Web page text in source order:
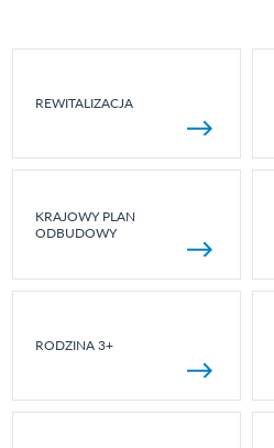
REWITALIZACJA
KRAJOWY PLAN
ODBUDOWY
RODZINA 3+